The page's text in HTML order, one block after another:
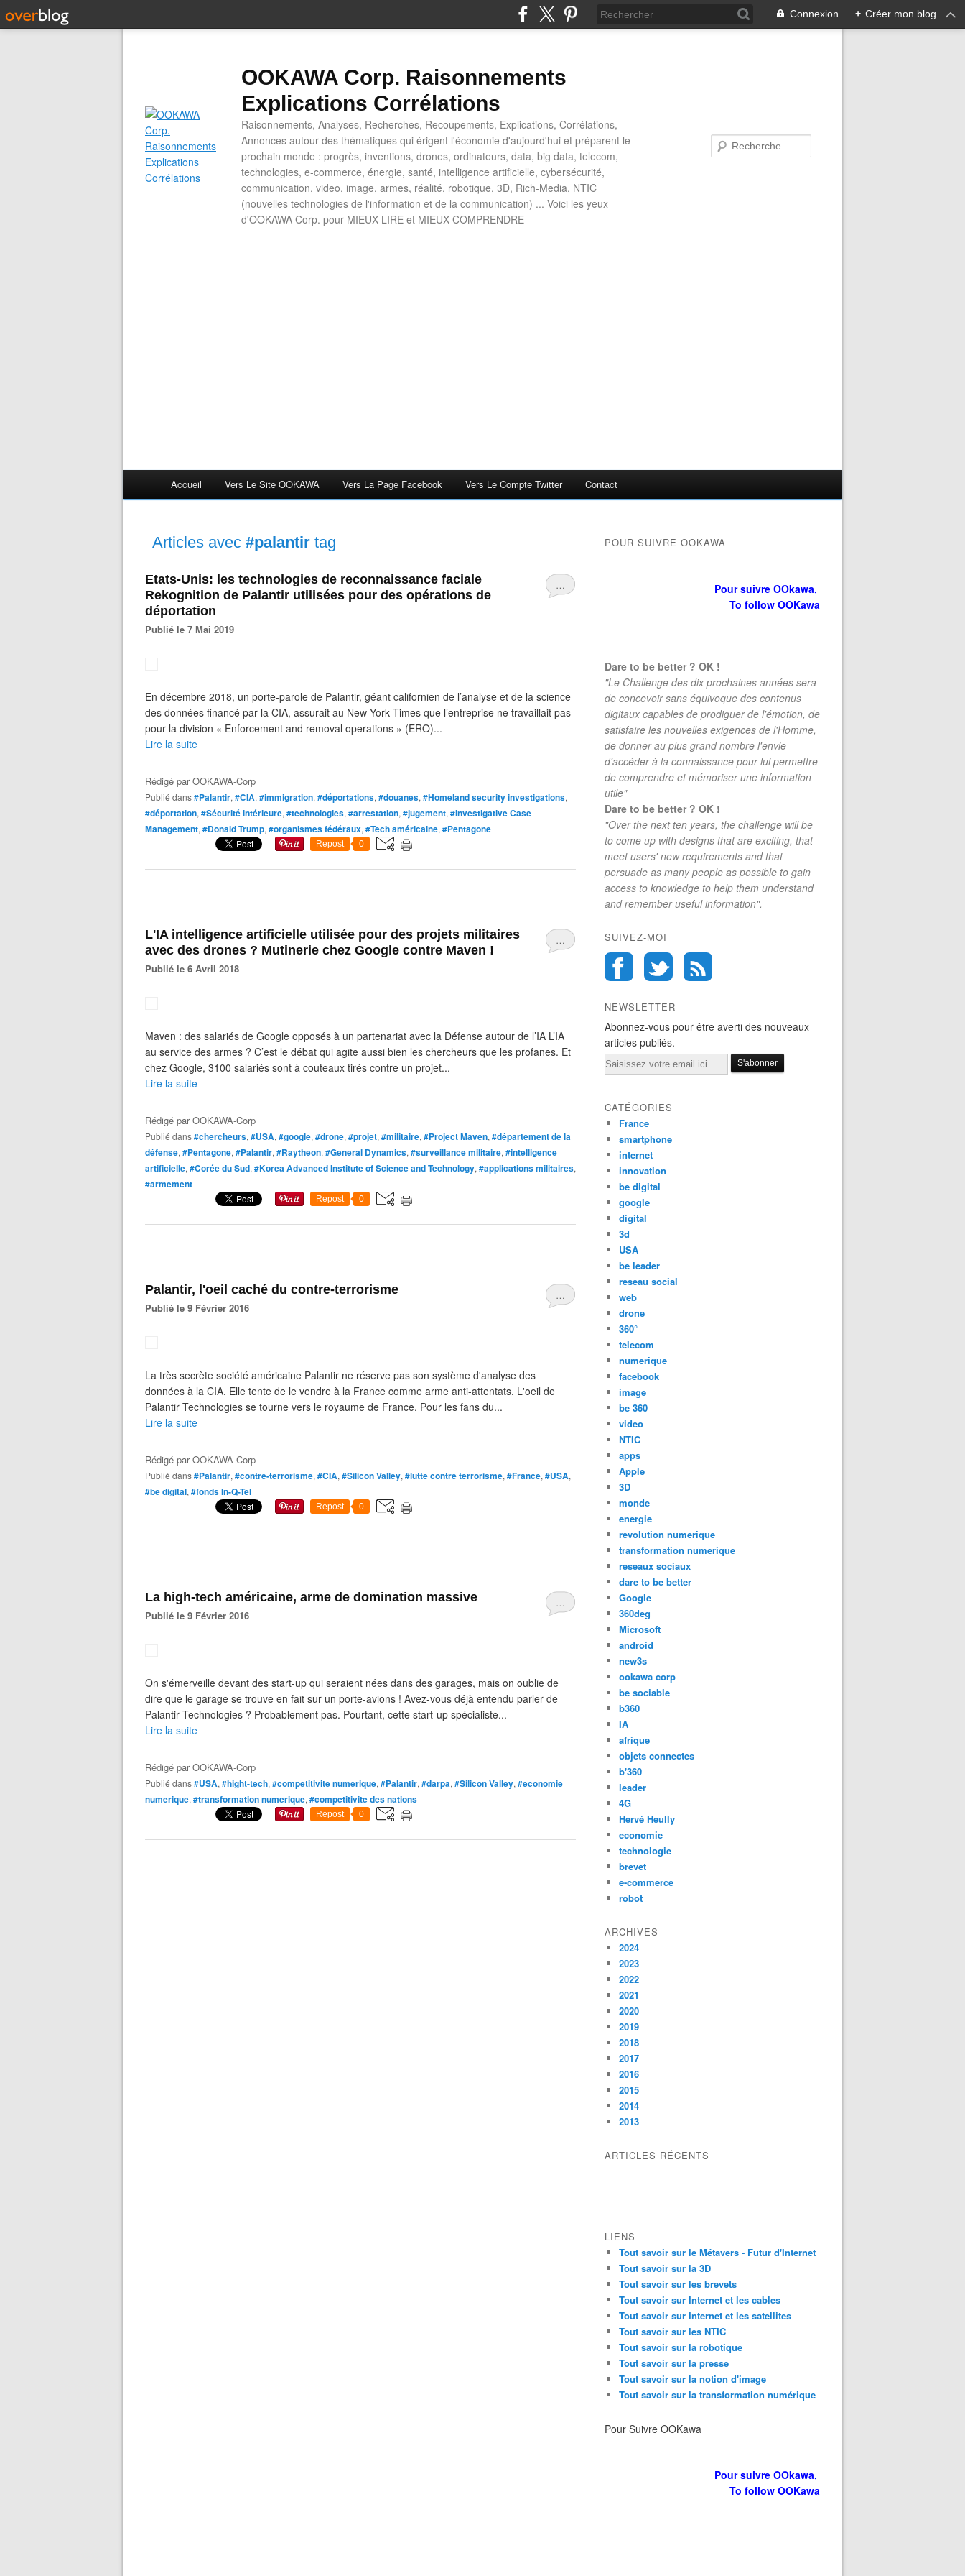
Connexion + Créer mon blog
OOKAWA Corp. Raisonnements
Explications Corrélations
Raisonnements, Analyses, Recherches, Recoupements, Explications, Corrélations,
Annonces autour des thématiques qui érigent l'économie d'aujourd'hui et préparent le
prochain monde : progrès, inventions, drones, ordinateurs, data, big data, telecom,
technologies, e-commerce, énergie, santé, intelligence artificielle, cybersécurité,
communication, video, image, armes, réalité, robotique, 3D, Rich-Media, NTIC
(nouvelles technologies de l'information et de la communication) ... Voici les yeux
d'OOKAWA Corp. pour MIEUX LIRE et MIEUX COMPRENDRE
Accueil Vers Le Site OOKAWA Vers La Page Facebook Vers Le Compte Twitter Contact
Articles avec #palantir tag
…
Etats-Unis: les technologies de reconnaissance faciale
Rekognition de Palantir utilisées pour des opérations de
déportation
Publié le 7 Mai 2019
En décembre 2018, un porte-parole de Palantir, géant californien de l’analyse et de la science
des données financé par la CIA, assurait au New York Times que l’entreprise ne travaillait pas
pour la division « Enforcement and removal operations » (ERO)...
Lire la suite
Rédigé parOOKAWA-Corp
Publié dans#Palantir, #CIA, #immigration, #déportations, #douanes, #Homeland security investigations,
#déportation, #Sécurité intérieure, #technologies, #arrestation, #jugement, #Investigative Case
Management, #Donald Trump, #organismes fédéraux, #Tech américaine, #Pentagone
Repost 0
…
L'IA intelligence artificielle utilisée pour des projets militaires
avec des drones ? Mutinerie chez Google contre Maven !
Publié le 6 Avril 2018
Maven : des salariés de Google opposés à un partenariat avec la Défense autour de l’IA L’IA
au service des armes ? C’est le débat qui agite aussi bien les chercheurs que les profanes. Et
chez Google, 3100 salariés sont à couteaux tirés contre un projet...
Lire la suite
Rédigé parOOKAWA-Corp
Publié dans#chercheurs, #USA, #google, #drone, #projet, #militaire, #Project Maven, #département de la
défense, #Pentagone, #Palantir, #Raytheon, #General Dynamics, #surveillance militaire, #intelligence
artificielle, #Corée du Sud, #Korea Advanced Institute of Science and Technology, #applications militaires,
#armement
Repost 0
…
Palantir, l'oeil caché du contre-terrorisme
Publié le 9 Février 2016
La très secrète société américaine Palantir ne réserve pas son système d'analyse des
données à la CIA. Elle tente de le vendre à la France comme arme anti-attentats. L'oeil de
Palantir Technologies se tourne vers le royaume de France. Pour les fans du...
Lire la suite
Rédigé parOOKAWA-Corp
Publié dans#Palantir, #contre-terrorisme, #CIA, #Silicon Valley, #lutte contre terrorisme, #France, #USA,
#be digital, #fonds In-Q-Tel
Repost 0
…
La high-tech américaine, arme de domination massive
Publié le 9 Février 2016
On s'émerveille devant des start-up qui seraient nées dans des garages, mais on oublie de
dire que le garage se trouve en fait sur un porte-avions ! Avez-vous déjà entendu parler de
Palantir Technologies ? Probablement pas. Pourtant, cette start-up spécialiste...
Lire la suite
Rédigé parOOKAWA-Corp
Publié dans#USA, #hight-tech, #competitivite numerique, #Palantir, #darpa, #Silicon Valley, #economie
numerique, #transformation numerique, #competitivite des nations
Repost 0
POUR SUIVRE OOKAWA
Pour suivre OOkawa,
To follow OOKawa
Dare to be better ? OK !
"Le Challenge des dix prochaines années sera
de concevoir sans équivoque des contenus
digitaux capables de prodiguer de l'émotion, de
satisfaire les nouvelles exigences de l'Homme,
de donner au plus grand nombre l'envie
d'accéder à la connaissance pour lui permettre
de comprendre et mémoriser une information
utile"
Dare to be better ? OK !
"Over the next ten years, the challenge will be
to come up with designs that are exciting, that
meet users' new requirements and that
persuade as many people as possible to gain
access to knowledge to help them understand
and remember useful information".
SUIVEZ-MOI
NEWSLETTER
Abonnez-vous pour être averti des nouveaux
articles publiés.
Email
CATÉGORIES
France
smartphone
internet
innovation
be digital
google
digital
3d
USA
be leader
reseau social
web
drone
360°
telecom
numerique
facebook
image
be 360
video
NTIC
apps
Apple
3D
monde
energie
revolution numerique
transformation numerique
reseaux sociaux
dare to be better
Google
360deg
Microsoft
android
new3s
ookawa corp
be sociable
b360
IA
afrique
objets connectes
b'360
leader
4G
Hervé Heully
economie
technologie
brevet
e-commerce
robot
ARCHIVES
2024
2023
2022
2021
2020
2019
2018
2017
2016
2015
2014
2013
ARTICLES RÉCENTS
LIENS
Tout savoir sur le Métavers - Futur d'Internet
Tout savoir sur la 3D
Tout savoir sur les brevets
Tout savoir sur Internet et les cables
Tout savoir sur Internet et les satellites
Tout savoir sur les NTIC
Tout savoir sur la robotique
Tout savoir sur la presse
Tout savoir sur la notion d'image
Tout savoir sur la transformation numérique
Pour Suivre OOKawa
Pour suivre OOkawa,
To follow OOKawa